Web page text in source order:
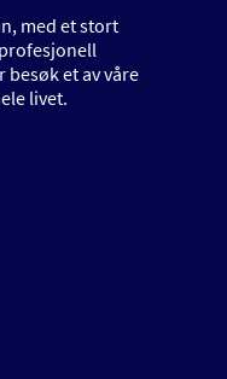
med et stort
et av våre
livet.